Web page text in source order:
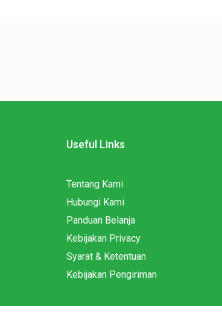
Useful Links
Tentang Kami
Hubungi Kami
Panduan Belanja
Kebijakan Privacy
Syarat & Ketentuan
Kebijakan Pengiriman